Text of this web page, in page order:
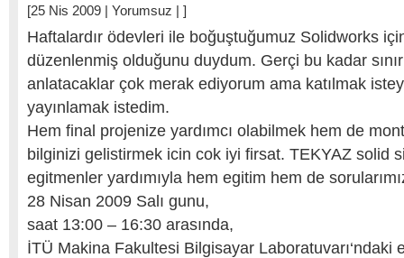
[25 Nis 2009 | Yorumsuz | ]
Haftalardır ödevleri ile boğuştuğumuz Solidworks
düzenlenmiş olduğunu duydum. Gerçi bu kadar
anlatacaklar çok merak ediyorum ama katılmak
yayınlamak istedim.
Hem final projenize yardımcı olabilmek hem de
bilginizi gelistirmek icin cok iyi firsat. TEKYAZ solid
egitmenler yardımıyla hem egitim hem de
28 Nisan 2009 Salı gunu,
saat 13:00 – 16:30 arasında,
İTÜ Makina Fakultesi Bilgisayar Laboratuvarı‘ndaki